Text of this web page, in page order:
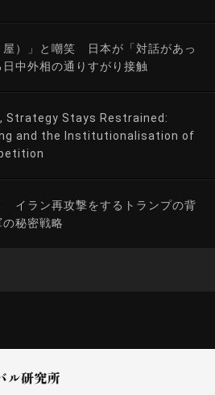
屋）」と嘲笑 日本が「対話があっ
中外相の通りすがり接触
Strategy Stays Restrained:
and the Institutionalisation of
イラン再攻撃をするトランプの背
秘密戦略